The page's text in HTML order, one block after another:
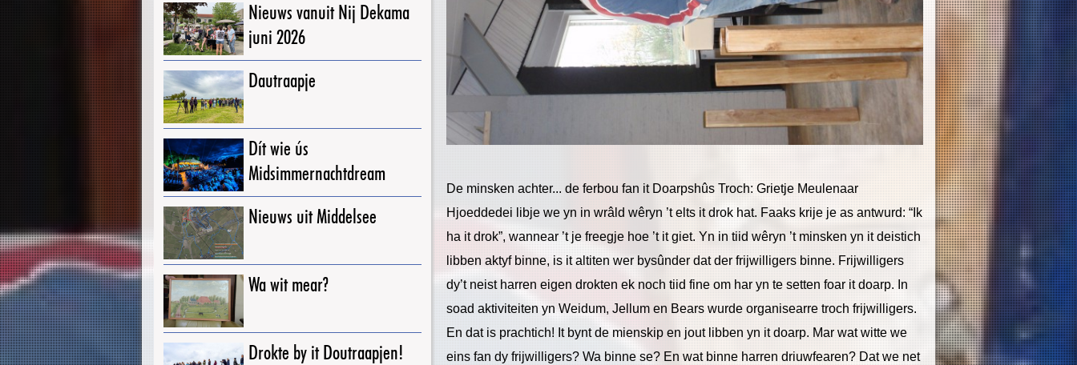
Nieuws vanuit Nij Dekama
juni 2026
Dautraapje
Dít wie ús
Midsimmernachtdream
Nieuws uit Middelsee
Wa wit mear?
Drokte by it Doutraapjen!
De minsken achter... de ferbou fan it Doarpshûs Troch: Grietje Meulenaar
Hjoeddedei libje we yn in wrâld wêryn ’t elts it drok hat. Faaks krije je as antwurd: “Ik
ha it drok”, wannear ’t je freegje hoe ’t it giet. Yn in tiid wêryn ’t minsken yn it deistich
libben aktyf binne, is it altiten wer bysûnder dat der frijwilligers binne. Frijwilligers
dy’t neist harren eigen drokten ek noch tiid fine om har yn te setten foar it doarp. In
soad aktiviteiten yn Weidum, Jellum en Bears wurde organisearre troch frijwilligers.
En dat is prachtich! It bynt de mienskip en jout libben yn it doarp. Mar wat witte we
eins fan dy frijwilligers? Wa binne se? En wat binne harren driuwfearen? Dat we net